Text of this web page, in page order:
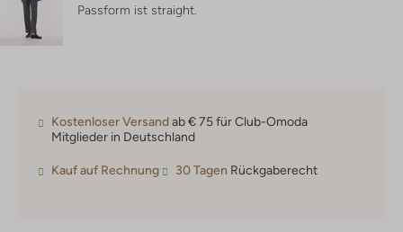
Passform ist straight
Kostenloser Versandab € 75 für Club-Omoda
Mitglieder in Deutschland
Kauf auf Rechnung 30 Tagen Rückgaberecht